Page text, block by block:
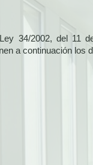
34/2002, del 11
a continuación los